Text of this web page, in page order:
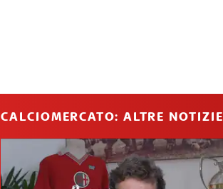
CALCIOMERCATO: ALTRE NOTIZIE